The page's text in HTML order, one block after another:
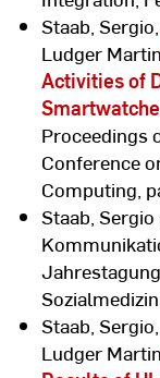
Staab,
Ludger
Activities of
Proceedings
Conference
Computing,
Staab,
Staab,
Ludger